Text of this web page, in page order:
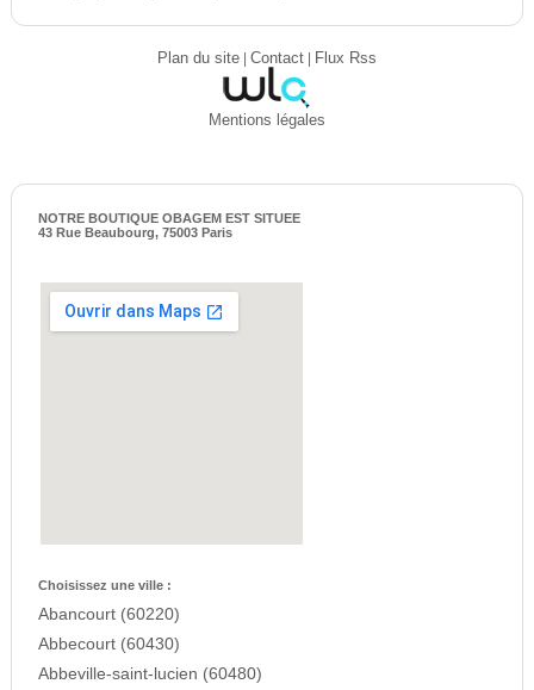
Plan du site| Contact| Flux Rss
Mentions légales
NOTRE BOUTIQUE OBAGEM EST SITUEE
43 Rue Beaubourg, 75003 Paris
Choisissez une ville :
Abancourt (60220)
Abbecourt (60430)
Abbeville-saint-lucien (60480)